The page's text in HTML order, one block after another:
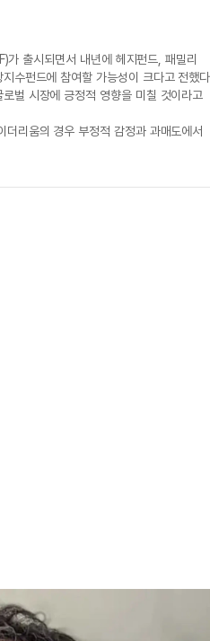
출시되면서 내년에 헤지펀드, 패밀리
수펀드에 참여할 가능성이 크다고 전했
로벌 시장에 긍정적 영향을 미칠 것이라고
리움의 경우 부정적 감정과 과매도에서